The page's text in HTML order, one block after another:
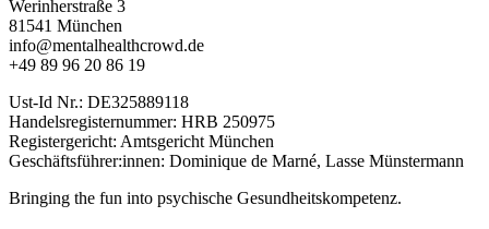
Werinherstraße 3
81541 München
info@mentalhealthcrowd.de
+49 89 96 20 86 19
Ust-Id Nr.: DE325889118
Handelsregisternummer: HRB 250975
Registergericht: Amtsgericht München
Geschäftsführer:innen: Dominique de Marné, Lasse Münstermann
Bringing the fun into psychische Gesundheitskompetenz.